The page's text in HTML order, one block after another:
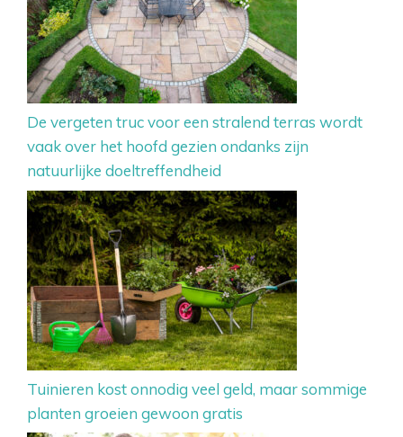
De vergeten truc voor een stralend terras wordt
vaak over het hoofd gezien ondanks zijn
natuurlijke doeltreffendheid
Tuinieren kost onnodig veel geld, maar sommige
planten groeien gewoon gratis